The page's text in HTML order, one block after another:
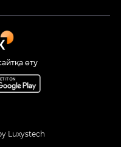
өту
Luxystech